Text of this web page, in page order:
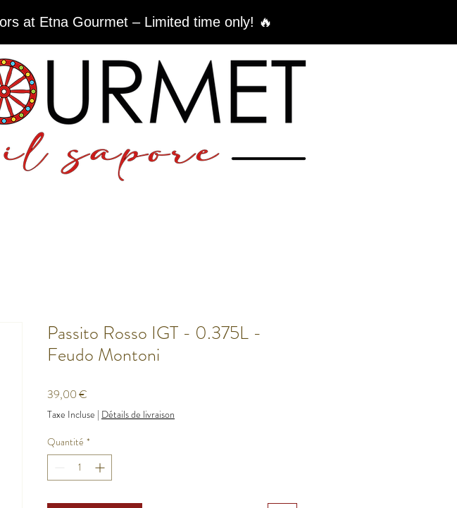
at Etna Gourmet – Limited time only! 🔥
Passito Rosso IGT - 0.375L -
Feudo Montoni
39,00 €
Taxe Incluse | Détails de livraison
Quantité *